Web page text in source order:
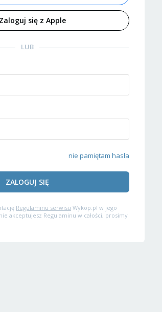
Zaloguj się z Apple
LUB
nie pamiętam hasła
ZALOGUJ SIĘ
Regulaminu serwisu Wykop.pl w jego
akceptujesz Regulaminu w całości, prosimy